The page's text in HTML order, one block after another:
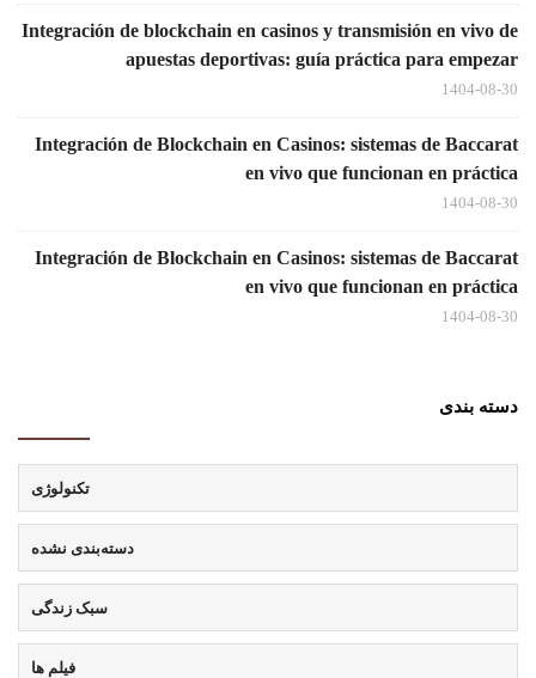
Integración de blockchain en casinos y transmisión en vivo de
apuestas deportivas: guía práctica para empezar
1404-08-30
Integración de Blockchain en Casinos: sistemas de Baccarat
en vivo que funcionan en práctica
1404-08-30
Integración de Blockchain en Casinos: sistemas de Baccarat
en vivo que funcionan en práctica
1404-08-30
دسته بندی
تکنولوژی
دسته‌بندی نشده
سبک زندگی
فیلم ها